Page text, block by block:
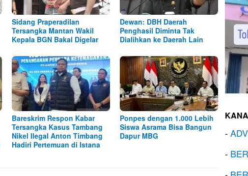
Sidang Praperadilan
Tersangka Mantan Wakil
Kepala BGN Bakal Digelar
Dewan: DBH Daerah
Penghasil Diminta Tak
Dialihkan ke Daerah Lain
Bareskrim Respon Kabar
Tersangka Kasus Tambang
Nikel Ilegal Anton Timbang
Hadiri Pertemuan di Istana
Ponpes dengan 1.000 Lebih
Siswa Asrama Bisa Bangun
Dapur MBG
-
-